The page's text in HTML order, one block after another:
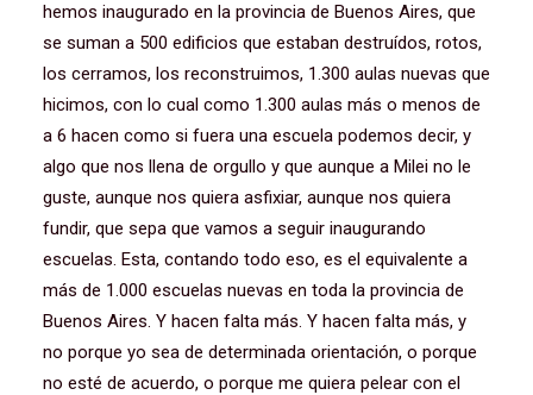
hemos inaugurado en la provincia de Buenos Aires, que
se suman a 500 edificios que estaban destruídos, rotos,
los cerramos, los reconstruimos, 1.300 aulas nuevas que
hicimos, con lo cual como 1.300 aulas más o menos de
a 6 hacen como si fuera una escuela podemos decir, y
algo que nos llena de orgullo y que aunque a Milei no le
guste, aunque nos quiera asfixiar, aunque nos quiera
fundir, que sepa que vamos a seguir inaugurando
escuelas. Esta, contando todo eso, es el equivalente a
más de 1.000 escuelas nuevas en toda la provincia de
Buenos Aires. Y hacen falta más. Y hacen falta más, y
no porque yo sea de determinada orientación, o porque
no esté de acuerdo, o porque me quiera pelear con el